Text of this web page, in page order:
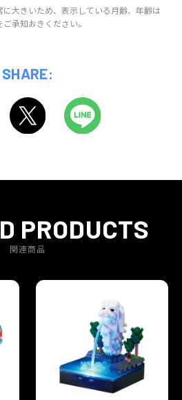
大きいため、表示している月齢、年齢は
承知おきください。
SHARE:
PRODUCTS
関連商品